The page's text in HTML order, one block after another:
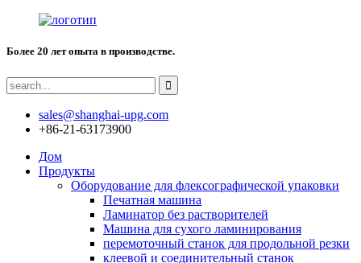
Более 20 лет опыта в производстве.
sales@shanghai-upg.com
+86-21-63173900
Дом
Продукты
Оборудование для флексографической упаковки
Печатная машина
Ламинатор без растворителей
Машина для сухого ламинирования
перемоточный станок для продольной резки
клеевой и соединительный станок